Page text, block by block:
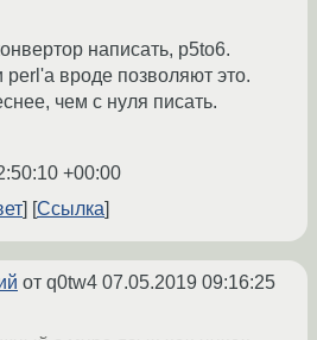
написать, p5to6.
perl'a вроде позволяют это.
чем с нуля писать.
+00:00
Ссылка
от q0tw4 07.05.2019 09:16:25